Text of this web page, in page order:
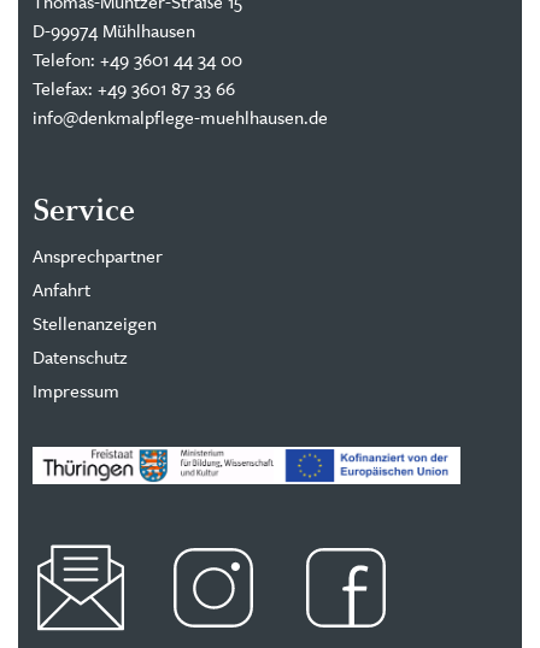
D-99974 Mühlhausen
Telefon: +49 3601 44 34 00
Telefax: +49 3601 87 33 66
info@denkmalpflege-muehlhausen.de
Service
Ansprechpartner
Anfahrt
Stellenanzeigen
Datenschutz
Impressum